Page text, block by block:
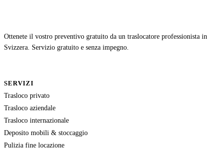
Ottenete il vostro preventivo gratuito da un traslocatore professionista in
Svizzera. Servizio gratuito e senza impegno.
SERVIZI
Trasloco privato
Trasloco aziendale
Trasloco internazionale
Deposito mobili & stoccaggio
Pulizia fine locazione